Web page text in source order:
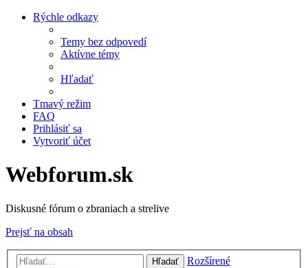
Rýchle odkazy
Temy bez odpovedí
Aktívne témy
Hľadať
Tmavý režim
FAQ
Prihlásiť sa
Vytvoriť účet
Webforum.sk
Diskusné fórum o zbraniach a strelive
Prejsť na obsah
Hľadať
Rozšírené